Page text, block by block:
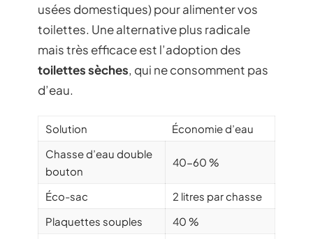
usées domestiques) pour alimenter vos
toilettes. Une alternative plus radicale
mais très efficace est l’adoption des
toilettes sèches, qui ne consomment pas
d’eau.
Solution
Économie d’eau
Chasse d’eau double
bouton
40-60 %
Éco-sac
2 litres par chasse
Plaquettes souples
40 %